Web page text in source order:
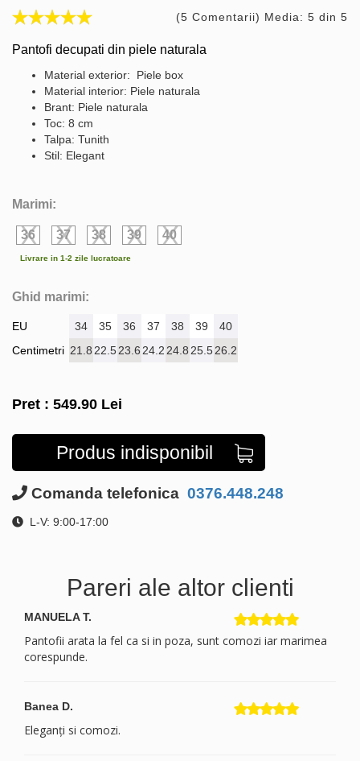
(5 Comentarii) Media: 5 din 5
Pantofi decupati din piele naturala
Material exterior: Piele box
Material interior: Piele naturala
Brant: Piele naturala
Toc: 8 cm
Talpa: Tunith
Stil: Elegant
Marimi:
36 37 38 39 40
Livrare in 1-2 zile lucratoare
Ghid marimi:
EU
Centimetri
34 35 36 37 38 39
40
21.8 22.523.6 24.2 24.8 25.526.2
Pret : 549.90 Lei
Produs indisponibil
Comanda telefonica 0376.448.248
L-V: 9:00-17:00
Pareri ale altor clienti
MANUELA T.
Pantofii arata la fel ca si in poza, sunt comozi iar marimea
corespunde.
Banea D.
Eleganți si comozi.